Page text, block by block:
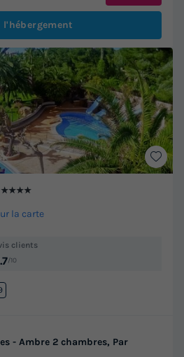
l'hébergement
★★★★
la carte
clients
/10
- Ambre 2 chambres, Par